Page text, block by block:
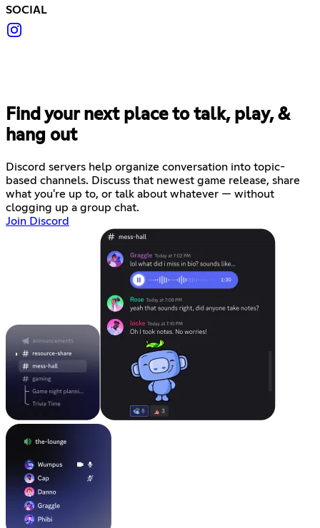
SOCIAL
Find your next place to talk, play, &
hang out
Discord servers help organize conversation into topic-
based channels. Discuss that newest game release, share
what you're up to, or talk about whatever — without
clogging up a group chat.
Join Discord